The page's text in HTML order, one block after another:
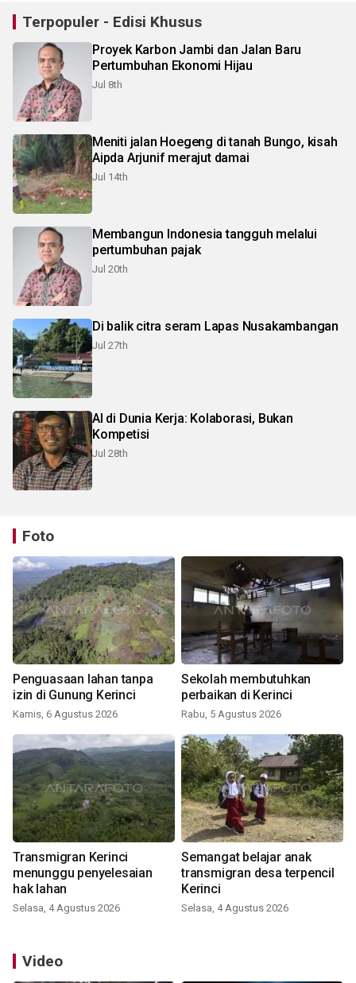
Terpopuler - Edisi Khusus
Proyek Karbon Jambi dan Jalan Baru
Pertumbuhan Ekonomi Hijau
Jul 8th
Meniti jalan Hoegeng di tanah Bungo, kisah
Aipda Arjunif merajut damai
Jul 14th
Membangun Indonesia tangguh melalui
pertumbuhan pajak
Jul 20th
Di balik citra seram Lapas Nusakambangan
Jul 27th
Al di Dunia Kerja: Kolaborasi, Bukan
Kompetisi
Jul 28th
Foto
Penguasaan lahan tanpa
izin di Gunung Kerinci
Kamis, 6 Agustus 2026
Sekolah membutuhkan
perbaikan di Kerinci
Rabu, 5 Agustus 2026
Transmigran Kerinci
menunggu penyelesaian
hak lahan
Selasa, 4 Agustus 2026
Semangat belajar anak
transmigran desa terpencil
Kerinci
Selasa, 4 Agustus 2026
Video